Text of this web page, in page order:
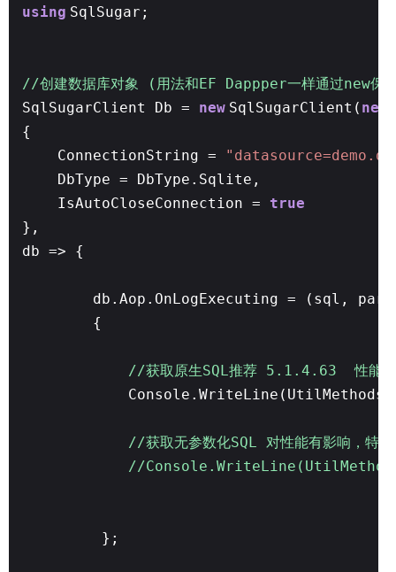
using SqlSugar;
//创建数据库对象 (用法和EF Dappper一样通过new保
SqlSugarClient Db = new SqlSugarClient( new
{
ConnectionString =
DbType = DbType.Sqlite,
IsAutoCloseConnection = true
},
db => {
db.Aop.OnLogExecuting = (sql,
{
//获取原生SQL推荐 5.1.4.63 性能
//获取无参数化SQL 对性能有影响，特别
//
};